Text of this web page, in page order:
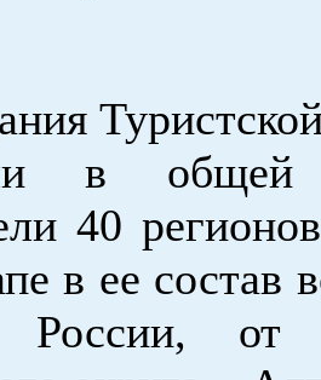
в общей
40
в ее состав
России, от